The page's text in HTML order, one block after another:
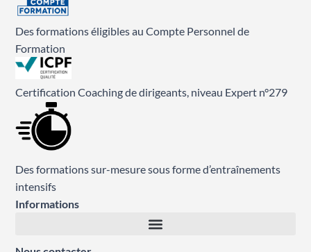
Des formations éligibles au Compte Personnel de
Formation
Certification Coaching de dirigeants, niveau Expert n°279
Des formations sur-mesure sous forme d’entraînements
intensifs
Informations